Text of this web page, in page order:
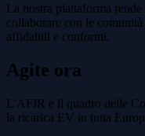
La nostra piattaforma
collaborare con le
affidabili e conformi.
Agite ora
L'AFIR e il quadro delle
la ricarica EV in tutta